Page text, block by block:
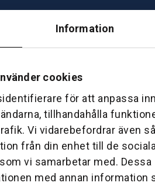
Information
cookies
för att anpassa
tillhandahålla
Vi vidarebefordrar även
från din enhet till de
vi samarbetar med. Dessa
med annan information